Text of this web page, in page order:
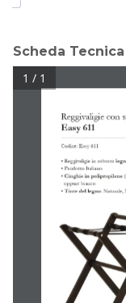
Scheda Tecnica
1 / 1